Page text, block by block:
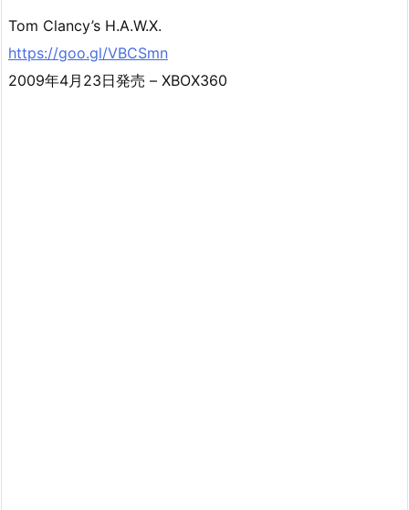
Tom Clancy’s H.A.W.X.
https://goo.gl/VBCSmn
2009年4月23日発売 – XBOX360